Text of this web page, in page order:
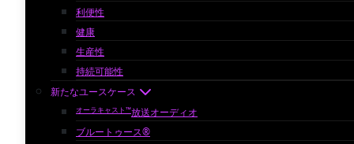
利便性
健康
生産性
持続可能性
新たなユースケース
オーラキャスト™放送オーディオ
ブルートゥース®